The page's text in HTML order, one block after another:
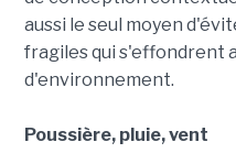
aussi le seul moyen
fragiles qui s'effondrent
d'environnement.
Poussière, pluie, vent